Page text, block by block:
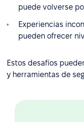
puede volverse
Experiencias
pueden ofrecer
Estos desafíos
y herramientas de